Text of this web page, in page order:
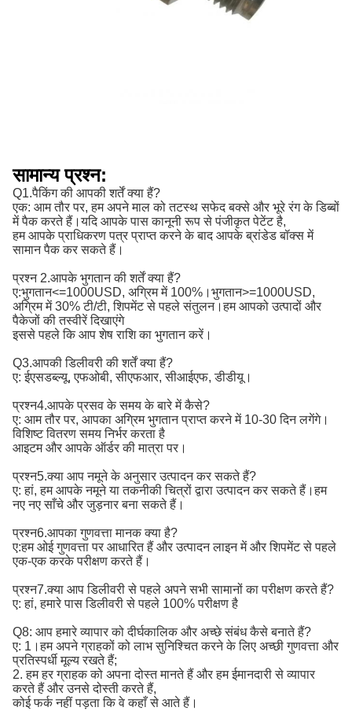
सामान्य प्रश्न:
Q1.पैकिंग की आपकी शर्तें क्या हैं?
एक: आम तौर पर, हम अपने माल को तटस्थ सफेद बक्से और भूरे रंग के डिब्बों
में पैक करते हैं।यदि आपके पास कानूनी रूप से पंजीकृत पेटेंट है,
हम आपके प्राधिकरण पत्र प्राप्त करने के बाद आपके ब्रांडेड बॉक्स में
सामान पैक कर सकते हैं।
प्रश्न 2.आपके भुगतान की शर्तें क्या हैं?
ए:भुगतान<=1000USD, अग्रिम में 100%।भुगतान>=1000USD,
अग्रिम में 30% टी/टी, शिपमेंट से पहले संतुलन।हम आपको उत्पादों और
पैकेजों की तस्वीरें दिखाएंगे
इससे पहले कि आप शेष राशि का भुगतान करें।
Q3.आपकी डिलीवरी की शर्तें क्या हैं?
ए: ईएसडब्ल्यू, एफओबी, सीएफआर, सीआईएफ, डीडीयू।
प्रश्न4.आपके प्रसव के समय के बारे में कैसे?
ए: आम तौर पर, आपका अग्रिम भुगतान प्राप्त करने में 10-30 दिन लगेंगे।
विशिष्ट वितरण समय निर्भर करता है
आइटम और आपके ऑर्डर की मात्रा पर।
प्रश्न5.क्या आप नमूने के अनुसार उत्पादन कर सकते हैं?
ए: हां, हम आपके नमूने या तकनीकी चित्रों द्वारा उत्पादन कर सकते हैं।हम
नए नए साँचे और जुड़नार बना सकते हैं।
प्रश्न6.आपका गुणवत्ता मानक क्या है?
ए:हम ओई गुणवत्ता पर आधारित हैं और उत्पादन लाइन में और शिपमेंट से पहले
एक-एक करके परीक्षण करते हैं।
प्रश्न7.क्या आप डिलीवरी से पहले अपने सभी सामानों का परीक्षण करते हैं?
ए: हां, हमारे पास डिलीवरी से पहले 100% परीक्षण है
Q8: आप हमारे व्यापार को दीर्घकालिक और अच्छे संबंध कैसे बनाते हैं?
ए: 1।हम अपने ग्राहकों को लाभ सुनिश्चित करने के लिए अच्छी गुणवत्ता और
प्रतिस्पर्धी मूल्य रखते हैं;
2. हम हर ग्राहक को अपना दोस्त मानते हैं और हम ईमानदारी से व्यापार
करते हैं और उनसे दोस्ती करते हैं,
कोई फर्क नहीं पड़ता कि वे कहाँ से आते हैं।